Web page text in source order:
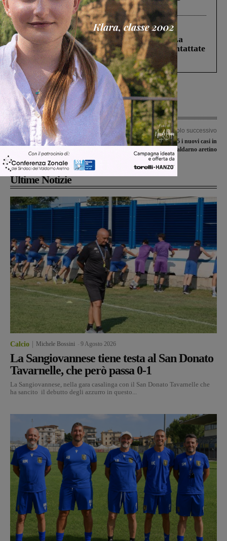
Levane nel 2020
Cronaca 5 Agosto 2026
Continuano le ricerche di Miah Billal. La
Prefettura: “In caso di avvistamento contattate
il 112”
Articolo precedente
Operazione anticrimine della polizia a
Articolo successivo
Covid-19, sono 5 i nuovi casi in
Valdarno aretino
Ultime Notizie
Calcio Michele Bossini 9 Agosto 2026
La Sangiovannese tiene testa al San Donato
Tavarnelle, che però passa 0-1
La Sangiovannese, nella gara casalinga con il San Donato Tavarnelle che
ha sancito il debutto degli azzurro in questo...